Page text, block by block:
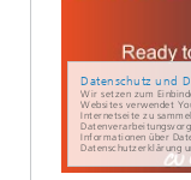
Datenschutz und
Wir setzen zum
Websites verwendet
Internetseite zu
Informationen über
Datenschutzerklärung